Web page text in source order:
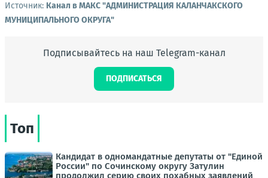
Источник: Канал в МАКС "АДМИНИСТРАЦИЯ КАЛАНЧАКСКОГО
МУНИЦИПАЛЬНОГО ОКРУГА"
Подписывайтесь на наш Telegram-канал
ПОДПИСАТЬСЯ
Топ
Кандидат в одномандатные депутаты от "Единой
России" по Сочинскому округу Затулин
продолжил серию своих похабных заявлений